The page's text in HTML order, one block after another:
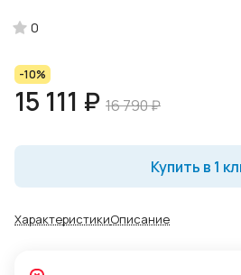
0
-10%
15 111 ₽ 16 790 ₽
Купить в 1
ХарактеристикиОписание